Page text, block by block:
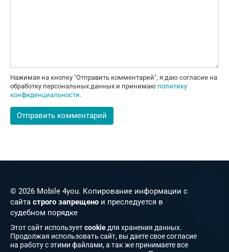
Нажимая на кнопку "Отправить комментарий", я даю согласие на
обработку персональных данных и принимаю политику
конфиденциальности.
© 2026 Mobile 4you. Копирование информации с
сайта строго запрещено и преследуется в
судебном порядке
Этот сайт используетcookie для хранения данных.
Продолжая использовать сайт, вы даете свое согласие
на работу с этими файлами, а так же принимаете все